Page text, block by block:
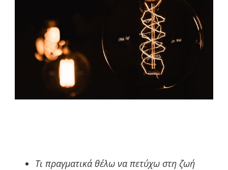
Τι πραγματικά θέλω να πετύχω στη ζωή